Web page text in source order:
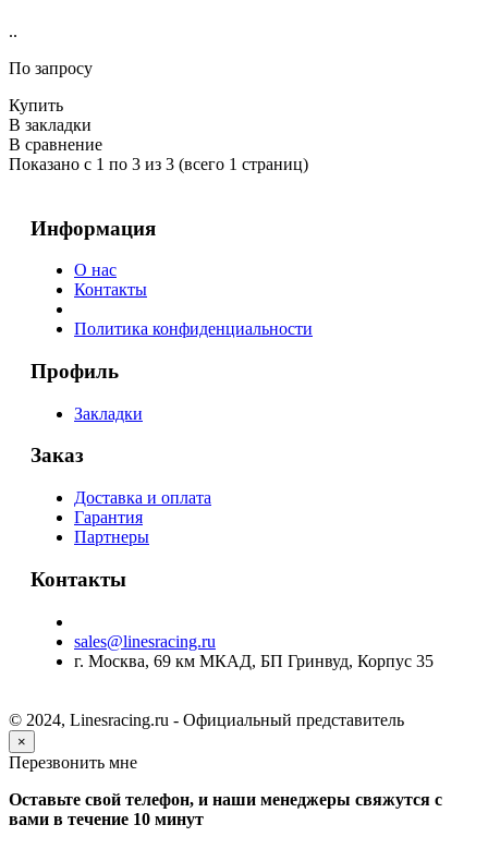
..
По запросу
Купить
В закладки
В сравнение
Показано с 1 по 3 из 3 (всего 1 страниц)
Информация
О нас
Контакты
Политика конфиденциальности
Профиль
Закладки
Заказ
Доставка и оплата
Гарантия
Партнеры
Контакты
sales@linesracing.ru
г. Москва, 69 км МКАД, БП Гринвуд, Корпус 35
© 2024, Linesracing.ru - Официальный представитель
×
Перезвонить мне
Оставьте свой телефон, и наши менеджеры свяжутся с
вами в течение 10 минут